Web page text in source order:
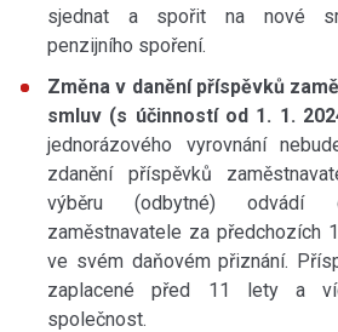
sjednat a spořit na nové
penzijního spoření.
Změna v danění příspěvků
smluv (s účinností od 1. 1.
jednorázového vyrovnání
zdanění příspěvků
výběru (odbytné)
zaměstnavatele za předchozích
ve svém daňovém přiznání.
zaplacené před 11 lety a
společnost.